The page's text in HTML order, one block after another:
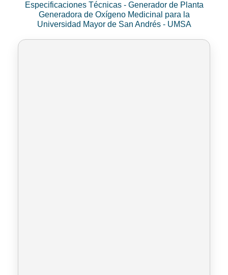
Especificaciones Técnicas - Generador de Planta
Generadora de Oxígeno Medicinal para la
Universidad Mayor de San Andrés - UMSA